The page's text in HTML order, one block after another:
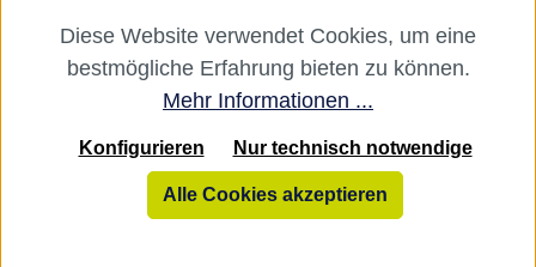
Diese Website verwendet Cookies, um eine
bestmögliche Erfahrung bieten zu können.
Mehr Informationen ...
Nur technisch notwendige
Konfigurieren
Alle Cookies akzeptieren